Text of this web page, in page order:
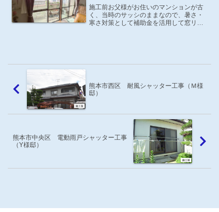
施工前お父様がお住いのマンションが古
く、当時のサッシのままなので、暑さ・
寒さ対策として補助金を活用して窓リフ
熊本市西区 耐風シャッター工事（Ｍ様
邸）
熊本市中央区 電動雨戸シャッター工事
（Y様邸）